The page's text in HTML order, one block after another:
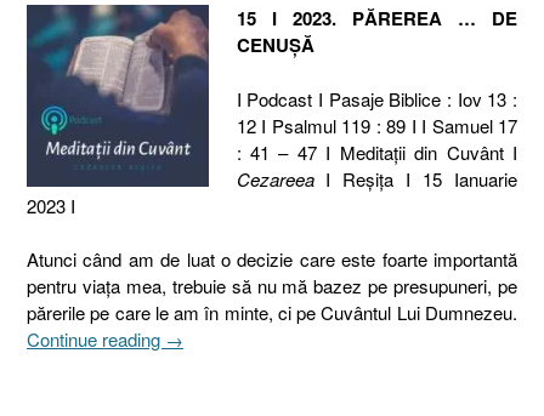
15 I 2023. PĂREREA … DE
CENUȘĂ
I Podcast I Pasaje Biblice : Iov 13 :
12 I Psalmul 119 : 89 I I Samuel 17
: 41 – 47 I Meditaţii din Cuvânt I
CezareeaI Reşiţa I 15 Ianuarie
2023 I
Atunci când am de luat o decizie care este foarte importantă
pentru viața mea, trebuie să nu mă bazez pe presupuneri, pe
părerile pe care le am în minte, ci pe Cuvântul Lui Dumnezeu.
Continue reading „15
→